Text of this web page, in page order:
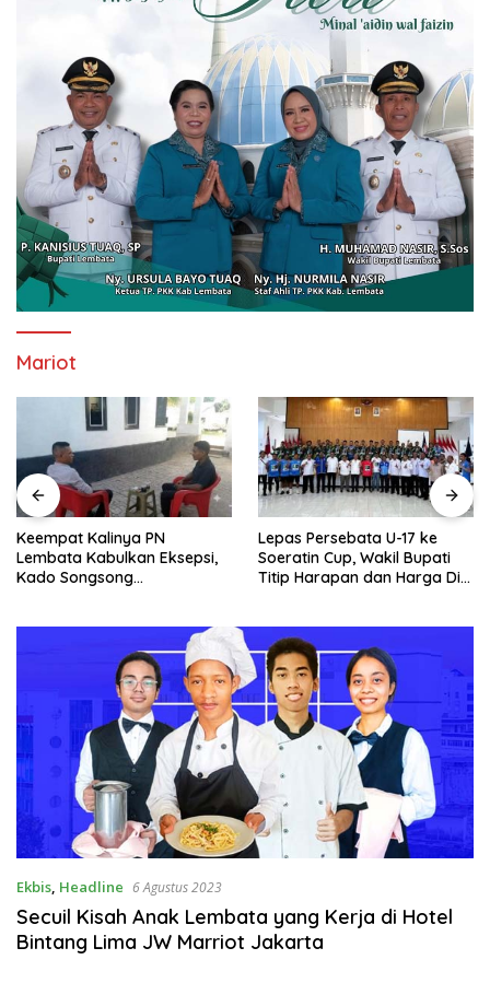
Mariot
Keempat Kalinya PN
Lembata Kabulkan Eksepsi,
Kado Songsong
Lepas Persebata U-17 ke
Soeratin Cup, Wakil Bupati
Titip Harapan dan Harga Diri
Ekbis, Headline 6 Agustus 2023
Secuil Kisah Anak Lembata yang Kerja di Hotel
Bintang Lima JW Marriot Jakarta